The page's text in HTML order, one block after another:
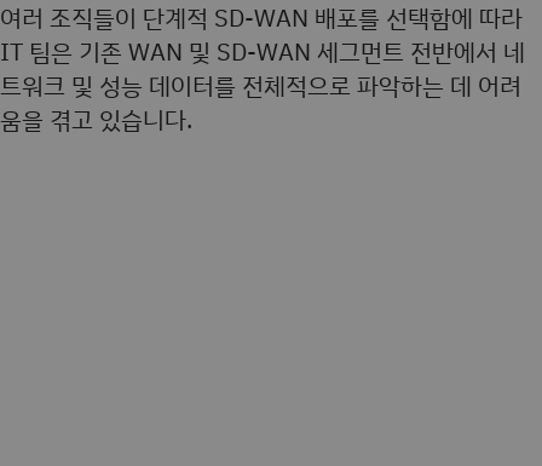
여러 조직들이 단계적 SD-WAN 배포를 선택함에 따라
IT 팀은 기존 WAN 및 SD-WAN 세그먼트 전반에서 네
트워크 및 성능 데이터를 전체적으로 파악하는 데 어려
움을 겪고 있습니다.